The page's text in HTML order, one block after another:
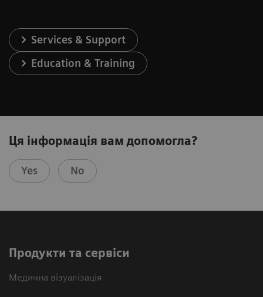
Services & Support
Education & Training
Ця інформація вам допомогла?
Yes No
Продукти та сервіси
Медична візуалізація